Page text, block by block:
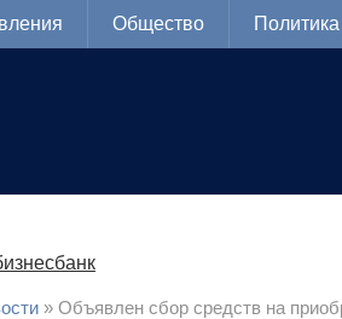
Общество Политика
» Объявлен сбор средств на